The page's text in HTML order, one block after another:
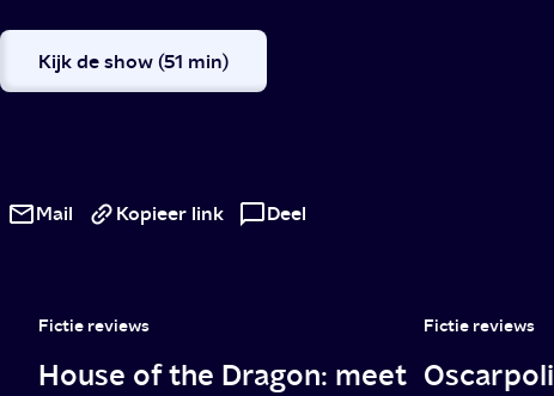
Kijk de show (51 min)
muziekquiz
Mail Kopieer link Deel
Fictie reviews
House of the Dragon: meet
Fictie reviews